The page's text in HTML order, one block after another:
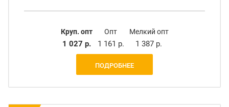
Круп. опт
1 027 р.
Опт
1 161 р.
Мелкий опт
1 387 р.
ПОДРОБНЕЕ